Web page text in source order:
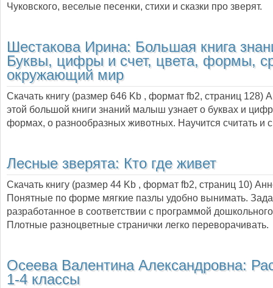
Чуковского, веселые песенки, стихи и сказки про зверят.
Шестакова Ирина: Большая книга
Буквы, цифры и счет, цвета, формы,
окружающий мир
Скачать книгу (размер 646 Kb , формат fb2, страниц 128)
этой большой книги знаний малыш узнает о буквах и
формах, о разнообразных животных. Научится считать и
Лесные зверята: Кто где живет
Скачать книгу (размер 44 Kb , формат fb2, страниц 10)
Понятные по форме мягкие пазлы удобно вынимать.
разработанное в соответствии с программой
Плотные разноцветные странички легко переворачивать.
Осеева Валентина Александровна:
1-4 классы